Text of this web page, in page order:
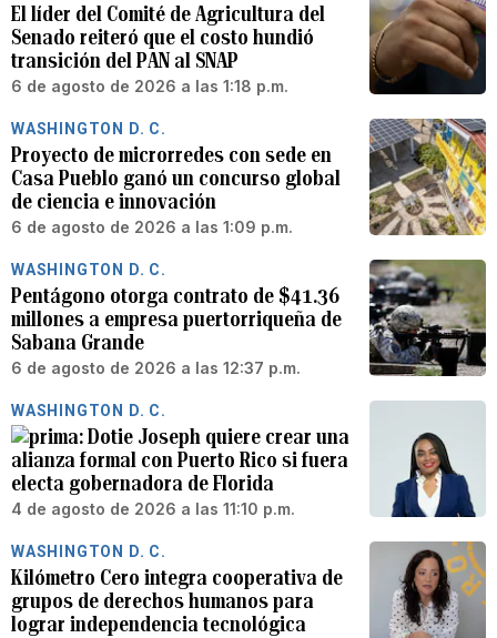
El líder del Comité de Agricultura del
Senado reiteró que el costo hundió
transición del PAN al SNAP
6 de agosto de 2026 a las 1:18 p.m.
WASHINGTON D. C.
Proyecto de microrredes con sede en
Casa Pueblo ganó un concurso global
de ciencia e innovación
6 de agosto de 2026 a las 1:09 p.m.
WASHINGTON D. C.
Pentágono otorga contrato de $41.36
millones a empresa puertorriqueña de
Sabana Grande
6 de agosto de 2026 a las 12:37 p.m.
WASHINGTON D. C.
Dotie Joseph quiere crear una
alianza formal con Puerto Rico si fuera
electa gobernadora de Florida
4 de agosto de 2026 a las 11:10 p.m.
WASHINGTON D. C.
Kilómetro Cero integra cooperativa de
grupos de derechos humanos para
lograr independencia tecnológica